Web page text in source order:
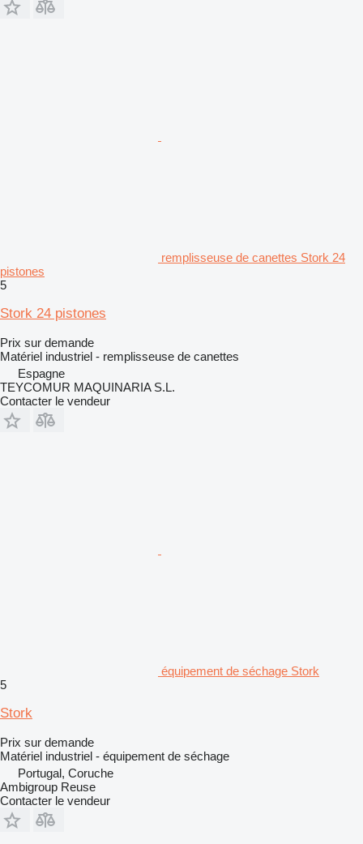
remplisseuse de canettes Stork 24
pistones
5
Stork 24 pistones
Prix sur demande
Matériel industriel - remplisseuse de canettes
Espagne
TEYCOMUR MAQUINARIA S.L.
Contacter le vendeur
équipement de séchage Stork
5
Stork
Prix sur demande
Matériel industriel - équipement de séchage
Portugal, Coruche
Ambigroup Reuse
Contacter le vendeur